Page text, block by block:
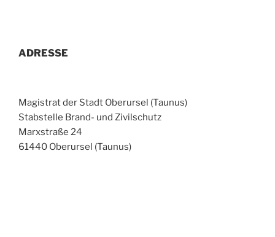
ADRESSE
Magistrat der Stadt Oberursel (Taunus)
Stabstelle Brand- und Zivilschutz
Marxstraße 24
61440 Oberursel (Taunus)